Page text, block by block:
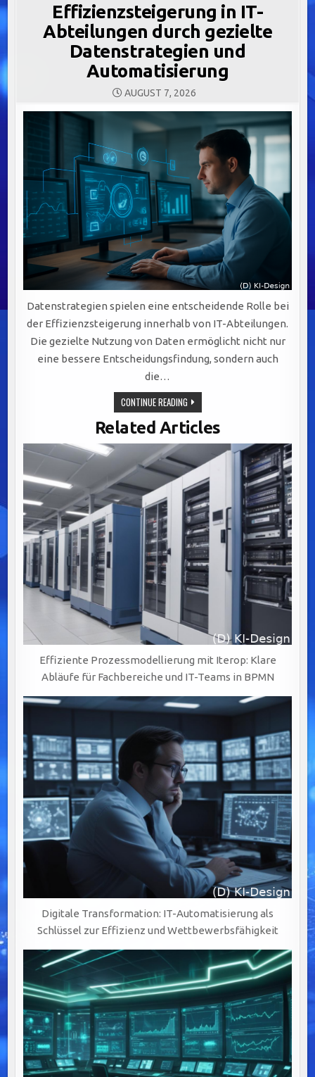
Effizienzsteigerung in IT-
Abteilungen durch gezielte
Datenstrategien und
Automatisierung
AUGUST 7, 2026
Datenstrategien spielen eine entscheidende Rolle bei
der Effizienzsteigerung innerhalb von IT-Abteilungen.
Die gezielte Nutzung von Daten ermöglicht nicht nur
eine bessere Entscheidungsfindung, sondern auch
die…
CONTINUE READINGEFFIZIENZSTEIGERUNG
IN
IT-
ABTEILUNGEN
DURCH
GEZIELTE
DATENSTRATEGIEN
UND
AUTOMATISIERUNG
Related Articles
Effiziente Prozessmodellierung mit Iterop: Klare
Abläufe für Fachbereiche und IT-Teams in BPMN
Digitale Transformation: IT-Automatisierung als
Schlüssel zur Effizienz und Wettbewerbsfähigkeit